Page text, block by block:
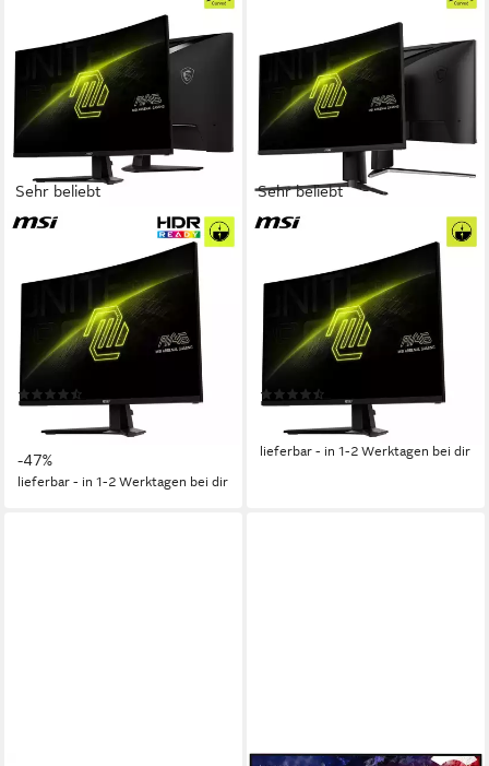
Sehr beliebt
MAG 32C6X Curved-Gaming-
Monitor
80 cm/ 32 Zoll Diagonale
1920 x 1080 px, Full HD Auflösung
1 ms
Reaktionszeit
Produktdatenblatt
UVP
299,00 €
14,52 €mtl. in 12 Raten
-47%
lieferbar - in 1-2 Werktagen bei dir
Sehr beliebt
MAG 276CPXF Curved-
Gaming-Monitor
69 cm/ 27 Zoll Diagonale
1920 x 1080 px, Full HD Auflösung
0,5 ms Reaktionszeit
Produktdatenblatt
13,60 €mtl. in 24 Raten
lieferbar - in 1-2 Werktagen bei dir